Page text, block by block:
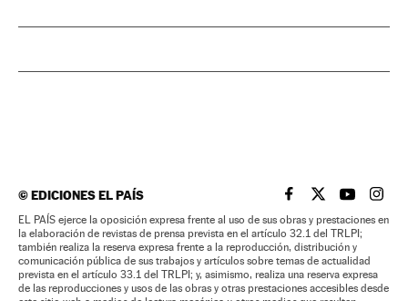
©EDICIONES EL PAÍS EL PAÍS BRASIL EN
EL PAÍSEL PAÍS
EL
EL PAÍS ejerce la oposición expresa frente al uso de sus obras y prestaciones en
la elaboración de revistas de prensa prevista en el artículo 32.1 del TRLPI;
también realiza la reserva expresa frente a la reproducción, distribución y
comunicación pública de sus trabajos y artículos sobre temas de actualidad
prevista en el artículo 33.1 del TRLPI; y, asimismo, realiza una reserva expresa
de las reproducciones y usos de las obras y otras prestaciones accesibles desde